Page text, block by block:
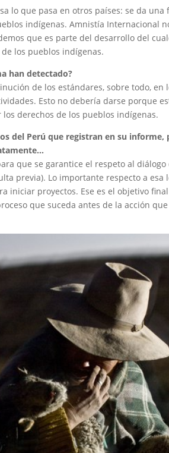
lo que pasa en otros países: se da
indígenas. Amnistía Internacional
que es parte del desarrollo del
los pueblos indígenas.
han detectado?
de los estándares, sobre todo, en
Esto no debería darse porque
derechos de los pueblos indígenas.
del Perú que registran en su informe,
que se garantice el respeto al
previa). Lo importante respecto a
iniciar proyectos. Ese es el objetivo
que suceda antes de la acción